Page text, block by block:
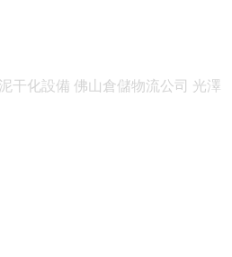
干化設備 佛山倉儲物流公司 光澤